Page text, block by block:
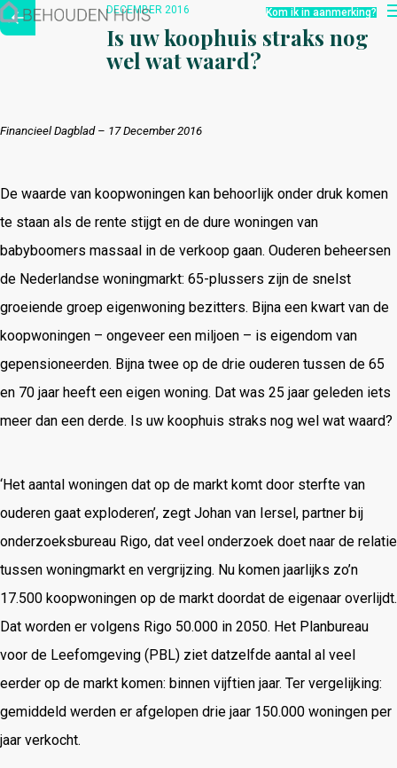
Hoe werkt het?
Over ons
Nieuwsbrief
Kom ik in aanmerking?
DECEMBER 2016
Is uw koophuis straks nog
wel wat waard?
Financieel Dagblad – 17 December 2016
De waarde van koopwoningen kan behoorlijk onder druk komen
te staan als de rente stijgt en de dure woningen van
babyboomers massaal in de verkoop gaan. Ouderen beheersen
de Nederlandse woningmarkt: 65-plussers zijn de snelst
groeiende groep eigenwoning bezitters. Bijna een kwart van de
koopwoningen – ongeveer een miljoen – is eigendom van
gepensioneerden. Bijna twee op de drie ouderen tussen de 65
en 70 jaar heeft een eigen woning. Dat was 25 jaar geleden iets
meer dan een derde. Is uw koophuis straks nog wel wat waard?
‘Het aantal woningen dat op de markt komt door sterfte van
ouderen gaat exploderen’, zegt Johan van Iersel, partner bij
onderzoeksbureau Rigo, dat veel onderzoek doet naar de relatie
tussen woningmarkt en vergrijzing. Nu komen jaarlijks zo’n
17.500 koopwoningen op de markt doordat de eigenaar overlijdt.
Dat worden er volgens Rigo 50.000 in 2050. Het Planbureau
voor de Leefomgeving (PBL) ziet datzelfde aantal al veel
eerder op de markt komen: binnen vijftien jaar. Ter vergelijking:
gemiddeld werden er afgelopen drie jaar 150.000 woningen per
jaar verkocht.